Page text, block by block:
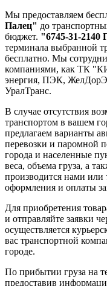
Мы предоставляем
Палец" до
бюджет. "6745-31-2140
терминала выбранной
бесплатно. Мы
компаниями, как ТК
энергия, ПЭК,
УралТранс.
В случае отсутствия
транспортом в вашем
предлагаем варианты
перевозки и паромной
города и населенные
веса, объема груза, а
производится нами
оформления и оплаты
Для приобретения
и отправляйте заявки
осуществляется
вас транспортной
городе.
По прибытии груза на
предоставив